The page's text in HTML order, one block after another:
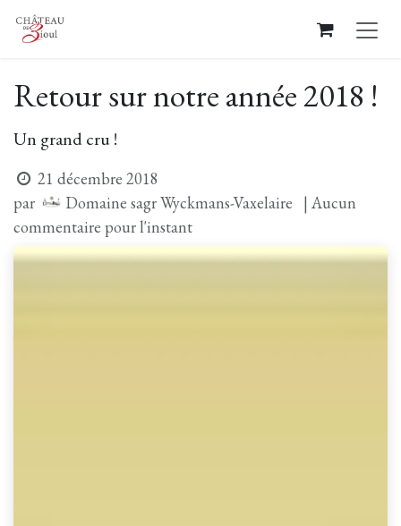
Se rendre au contenu
Retour sur notre année 2018 !
Un grand cru !
21 décembre 2018
par
Domaine sagr Wyckmans-Vaxelaire
| Aucun
commentaire pour l'instant